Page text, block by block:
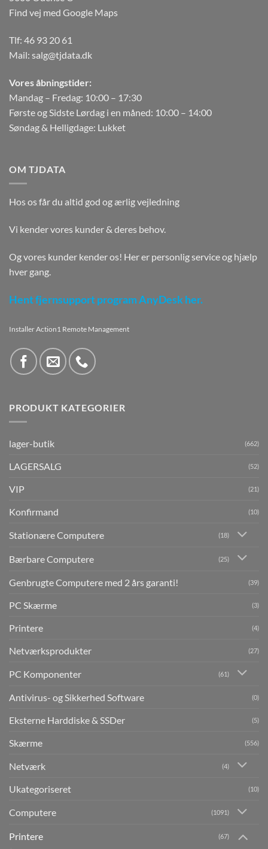
Find vej med Google Maps
Tlf: 46 93 20 61
Mail: salg@tjdata.dk
Vores åbningstider:
Mandag – Fredag: 10:00 – 17:30
Første og Sidste Lørdag i en måned: 10:00 – 14:00
Søndag & Helligdage: Lukket
OM TJDATA
Hos os får du altid god og ærlig vejledning
Vi kender vores kunder & deres behov.
Og vores kunder kender os! Her er personlig service og hjælp
hver gang.
Hent fjernsupport program AnyDesk her.
Installer Action1 Remote Management
PRODUKT KATEGORIER
lager-butik (662)
LAGERSALG (52)
VIP (21)
Konfirmand (10)
Stationære Computere (18)
Bærbare Computere (25)
Genbrugte Computere med 2 års garanti! (39)
PC Skærme (3)
Printere (4)
Netværksprodukter (27)
PC Komponenter (61)
Antivirus- og Sikkerhed Software (0)
Eksterne Harddiske & SSDer (5)
Skærme (556)
Netværk (4)
Ukategoriseret (10)
Computere (1091)
Printere (67)